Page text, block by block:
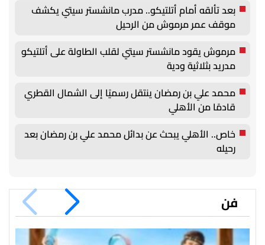
بعد تألقه أمام أتلتيكو.. مدرب مانشستر سيتي يكشف
موقف عمر مرموش من الرحيل
مرموش يقود مانشستر سيتي لقلب الطاولة على أتلتيكو
مدريد بثلاثية ودية
محمد علي بن رمضان ينتقل رسميًا إلى الشمال القطري
قادمًا من الأهلي
خاص.. الأهلي يبحث عن بدائل محمد علي بن رمضان بعد
رحيله
فن